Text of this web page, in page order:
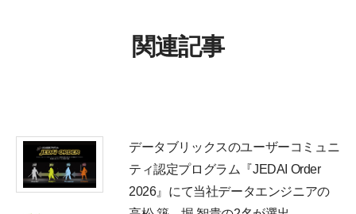
関連記事
データブリックスのユーザーコミュニ
ティ認定プログラム『JEDAI Order
2026』にて当社データエンジニアの